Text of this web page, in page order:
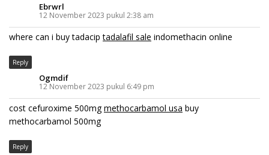
Ebrwrl
12 November 2023 pukul 2:38 am
where can i buy tadaciptadalafil sale indomethacin online
Reply
Ogmdif
12 November 2023 pukul 6:49 pm
cost cefuroxime 500mgmethocarbamol usa buy
methocarbamol 500mg
Reply